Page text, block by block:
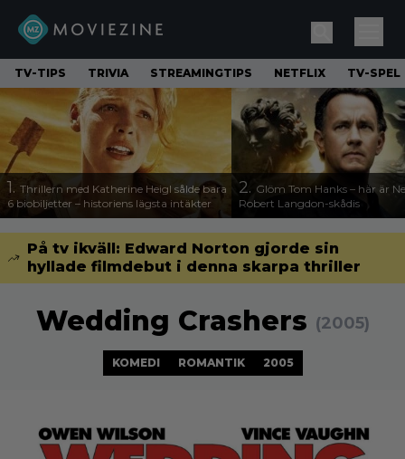
TV-TIPS TRIVIA STREAMINGTIPS NETFLIX TV-SPEL
1. Thrillern med Katherine Heigl sålde bara
6 biobiljetter – historiens lägsta intäkter
2. Glöm Tom Hanks – här är
Robert Langdon-skådis
På tv ikväll: Edward Norton gjorde sin
hyllade filmdebut i denna skarpa thriller
Wedding Crashers (2005)
KOMEDI ROMANTIK 2005